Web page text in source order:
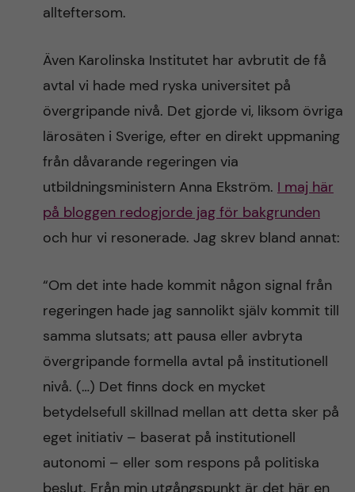
allteftersom.
Även Karolinska Institutet har avbrutit de få
avtal vi hade med ryska universitet på
övergripande nivå. Det gjorde vi, liksom övriga
lärosäten i Sverige, efter en direkt uppmaning
från dåvarande regeringen via
utbildningsministern Anna Ekström. I maj här
på bloggen redogjorde jag för bakgrunden
och hur vi resonerade. Jag skrev bland annat:
“Om det inte hade kommit någon signal från
regeringen hade jag sannolikt själv kommit till
samma slutsats; att pausa eller avbryta
övergripande formella avtal på institutionell
nivå. (…) Det finns dock en mycket
betydelsefull skillnad mellan att detta sker på
eget initiativ – baserat på institutionell
autonomi – eller som respons på politiska
beslut. Från min utgångspunkt är det här en